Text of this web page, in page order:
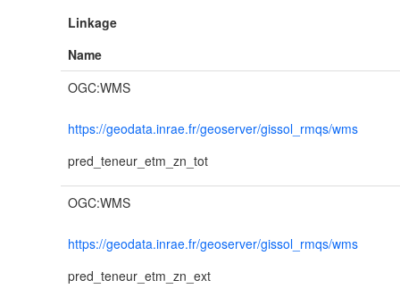
Linkage
Name
OGC:WMS
https://geodata.inrae.fr/geoserver/gissol_rmqs/wms
pred_teneur_etm_zn_tot
OGC:WMS
https://geodata.inrae.fr/geoserver/gissol_rmqs/wms
pred_teneur_etm_zn_ext